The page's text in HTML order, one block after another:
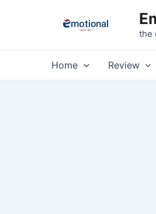
the
Home Review